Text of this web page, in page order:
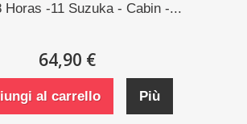
Horas -11 Suzuka - Cabin -...
64,90 €
al carrello Più